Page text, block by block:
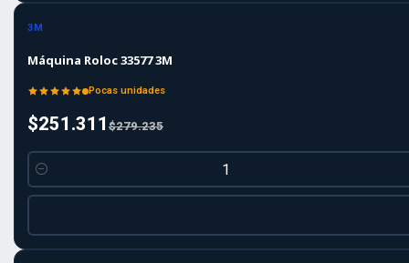
-10%
3M
Máquina Roloc 33577 3M
Pocas unidades
$251.311 $279.235
Cantidad